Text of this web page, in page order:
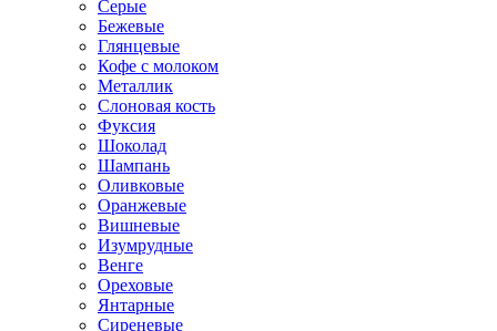
Серые
Бежевые
Глянцевые
Кофе с молоком
Металлик
Слоновая кость
Фуксия
Шоколад
Шампань
Оливковые
Оранжевые
Вишневые
Изумрудные
Венге
Ореховые
Янтарные
Сиреневые